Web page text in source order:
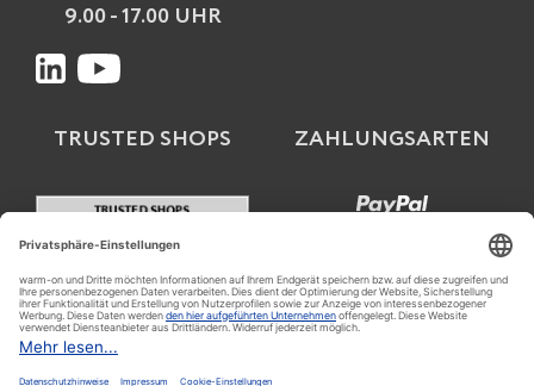
9.00 - 17.00 UHR
TRUSTED SHOPS ZAHLUNGSARTEN